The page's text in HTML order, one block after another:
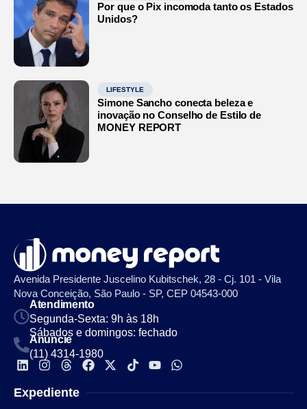
Por que o Pix incomoda tanto os Estados
Unidos?
LIFESTYLE
Simone Sancho conecta beleza e
inovação no Conselho de Estilo de
MONEY REPORT
Avenida Presidente Juscelino Kubitschek, 28 - Cj. 101 - Vila
Nova Conceição, São Paulo - SP, CEP 04543-000
Atendimento
Segunda-Sexta: 9h às 18h
Sábados e domingos: fechado
Anuncie
(11) 4314-1980
Expediente